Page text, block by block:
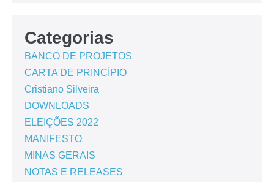
Categorias
BANCO DE PROJETOS
CARTA DE PRINCÍPIO
Cristiano Silveira
DOWNLOADS
ELEIÇÕES 2022
MANIFESTO
MINAS GERAIS
NOTAS E RELEASES